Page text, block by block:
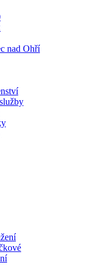
nad Ohří